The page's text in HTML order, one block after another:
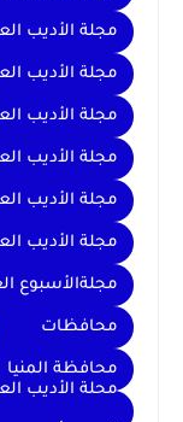
مجلة الأديب
مجلة الأديب
مجلة الأديب
مجلة الأديب
مجلة الأديب
مجلة الأديب
مجلةالأسبوع
محافظات
محافظة المنيا
محلة الأديب